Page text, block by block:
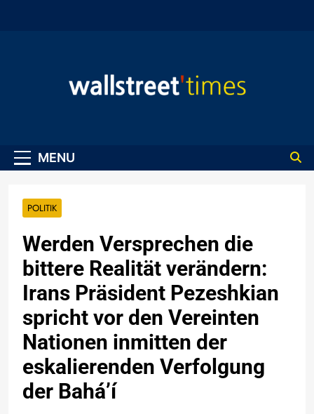
MENU
POLITIK
Werden Versprechen die
bittere Realität verändern:
Irans Präsident Pezeshkian
spricht vor den Vereinten
Nationen inmitten der
eskalierenden Verfolgung
der Bahá’í